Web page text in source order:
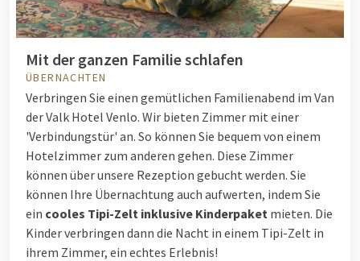
Mit der ganzen Familie schlafen
ÜBERNACHTEN
Verbringen Sie einen gemütlichen Familienabend im Van
der Valk Hotel Venlo. Wir bieten Zimmer mit einer
'Verbindungstür' an. So können Sie bequem von einem
Hotelzimmer zum anderen gehen. Diese Zimmer
können über unsere Rezeption gebucht werden. Sie
können Ihre Übernachtung auch aufwerten, indem Sie
ein cooles Tipi-Zelt inklusive Kinderpaket mieten. Die
Kinder verbringen dann die Nacht in einem Tipi-Zelt in
ihrem Zimmer, ein echtes Erlebnis!